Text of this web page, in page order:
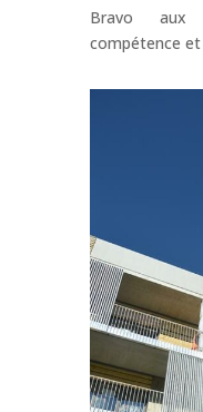
Bravo aux
compétence